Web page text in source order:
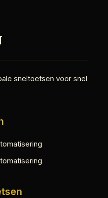
sneltoetsen voor snel